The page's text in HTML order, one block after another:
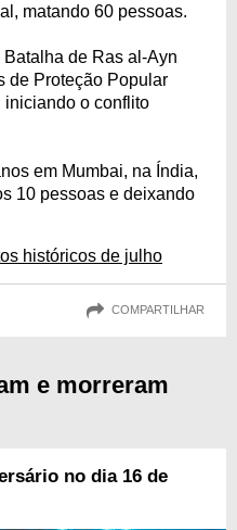
matando 60 pessoas.
de Ras al-Ayn
de Proteção Popular
iniciando o conflito
em Mumbai, na Índia,
10 pessoas e deixando
históricos de julho
COMPARTILHAR
e morreram
no dia 16 de